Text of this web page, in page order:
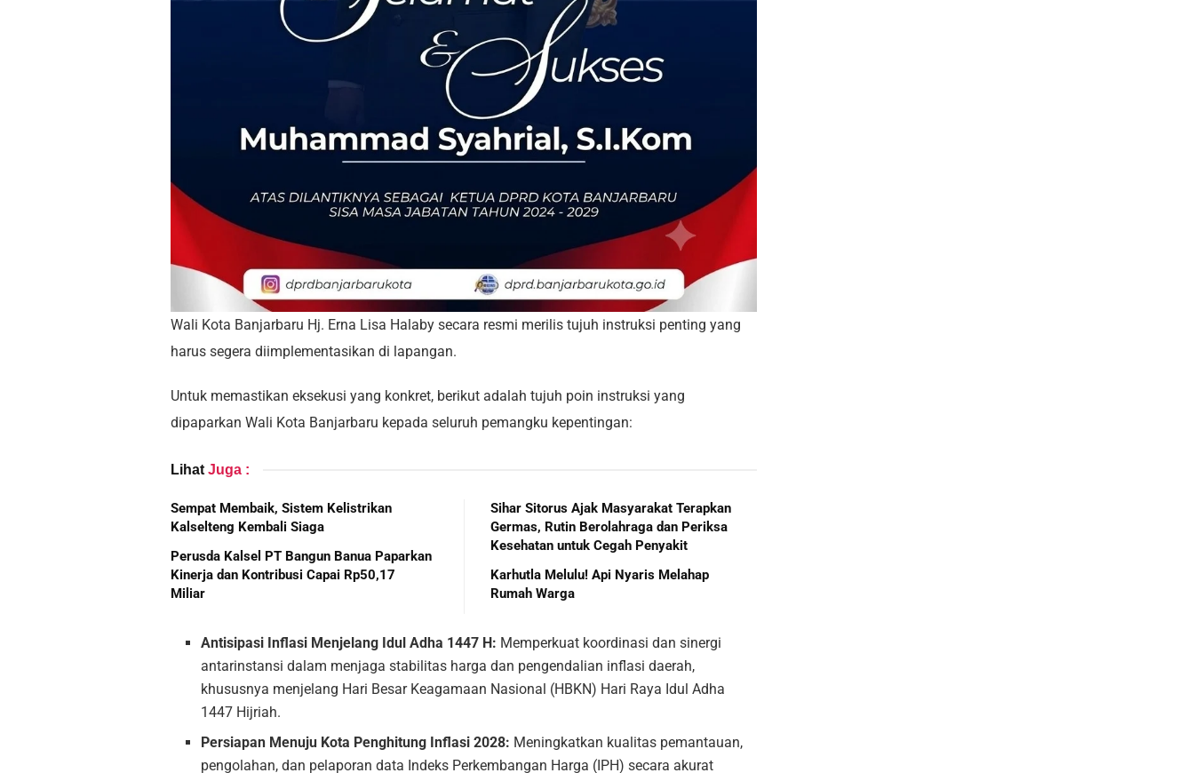
Wali Kota Banjarbaru Hj. Erna Lisa Halaby secara resmi merilis tujuh instruksi penting yang
harus segera diimplementasikan di lapangan.
Untuk memastikan eksekusi yang konkret, berikut adalah tujuh poin instruksi yang
dipaparkan Wali Kota Banjarbaru kepada seluruh pemangku kepentingan:
Lihat Juga :
Sempat Membaik, Sistem Kelistrikan
Kalselteng Kembali Siaga
Perusda Kalsel PT Bangun Banua Paparkan
Kinerja dan Kontribusi Capai Rp50,17
Miliar
Sihar Sitorus Ajak Masyarakat Terapkan
Germas, Rutin Berolahraga dan Periksa
Kesehatan untuk Cegah Penyakit
Karhutla Melulu! Api Nyaris Melahap
Rumah Warga
Antisipasi Inflasi Menjelang Idul Adha 1447 H: Memperkuat koordinasi dan sinergi
antarinstansi dalam menjaga stabilitas harga dan pengendalian inflasi daerah,
khususnya menjelang Hari Besar Keagamaan Nasional (HBKN) Hari Raya Idul Adha
1447 Hijriah.
Persiapan Menuju Kota Penghitung Inflasi 2028: Meningkatkan kualitas pemantauan,
pengolahan, dan pelaporan data Indeks Perkembangan Harga (IPH) secara akurat